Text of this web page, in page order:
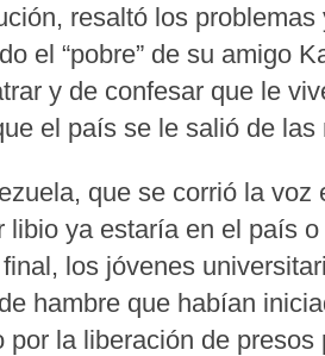
resaltó los
el “pobre” de su amigo
y de confesar que le
el país se le salió de las
que se corrió la voz
libio ya estaría en el país
los jóvenes
hambre que habían
por la liberación de